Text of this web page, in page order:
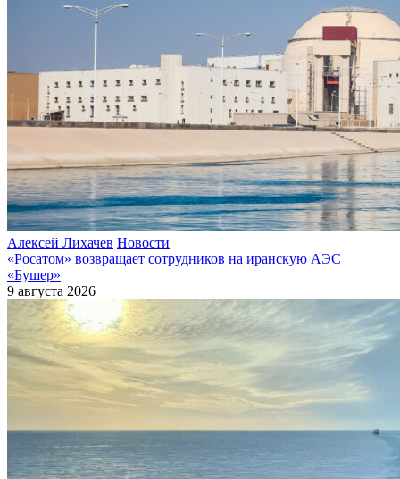
Алексей Лихачев Новости
«Росатом» возвращает сотрудников на иранскую АЭС
«Бушер»
9 августа 2026